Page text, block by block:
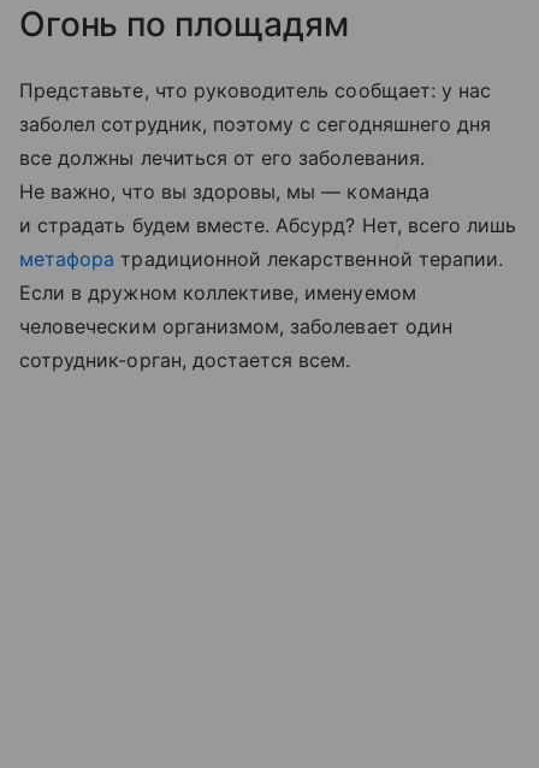
Огонь по площадям
Представьте, что руководитель сообщает: у нас
заболел сотрудник, поэтому с сегодняшнего дня
все должны лечиться от его заболевания.
Не важно, что вы здоровы, мы — команда
и страдать будем вместе. Абсурд? Нет, всего лишь
метафора традиционной лекарственной терапии.
Если в дружном коллективе, именуемом
человеческим организмом, заболевает один
сотрудник-орган, достается всем.